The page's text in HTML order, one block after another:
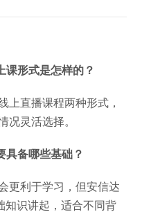
课形式是怎样的？
上直播课程两种形式，
况灵活选择。
具备哪些基础？
更利于学习，但安信达
知识讲起，适合不同背